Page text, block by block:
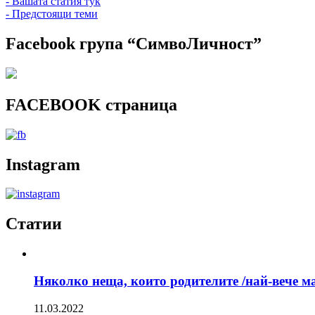
- Предстоящи теми
Facebook група “СимвоЛичност”
FACEBOOK страница
Instagram
Статии
Няколко неща, които родителите /най-вече
11.03.2022